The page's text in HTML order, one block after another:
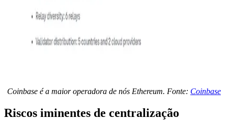
Coinbase é a maior operadora de nós Ethereum. Fonte: Coinbase
Riscos iminentes de centralização